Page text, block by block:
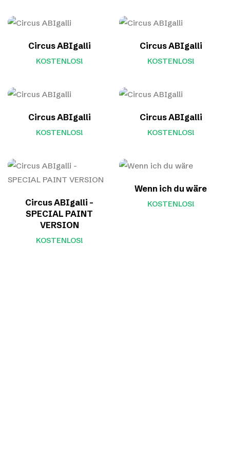
Circus ABIgalli
KOSTENLOS!
Circus ABIgalli
KOSTENLOS!
Circus ABIgalli
KOSTENLOS!
Circus ABIgalli
KOSTENLOS!
Circus ABIgalli –
SPECIAL PAINT
VERSION
KOSTENLOS!
Wenn ich du wäre
KOSTENLOS!